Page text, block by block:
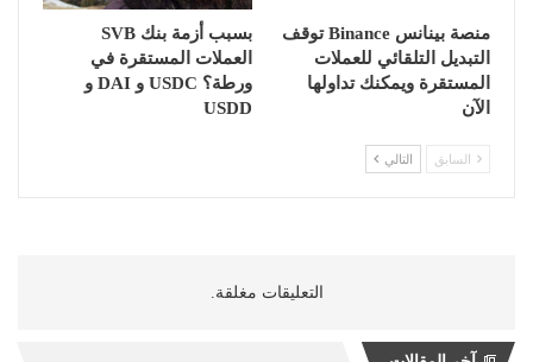
منصة بينانس Binance توقف
التبديل التلقائي للعملات
المستقرة ويمكنك تداولها
الآن
بسبب أزمة بنك SVB
العملات المستقرة في
ورطة؟ USDC و DAI و
USDD
السابق التالي
التعليقات مغلقة.